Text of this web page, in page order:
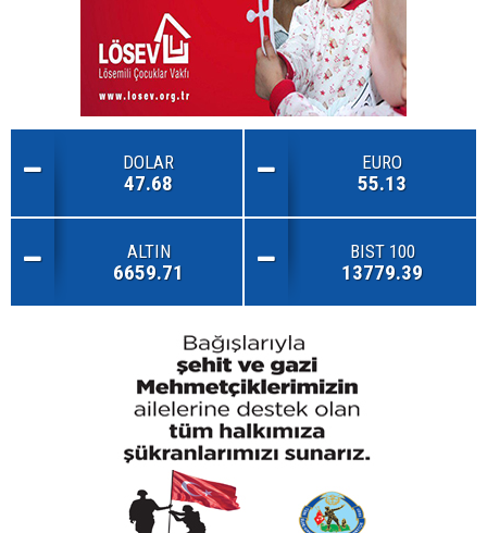
DOLAR
47.68
EURO
55.13
ALTIN
6659.71
BIST 100
13779.39